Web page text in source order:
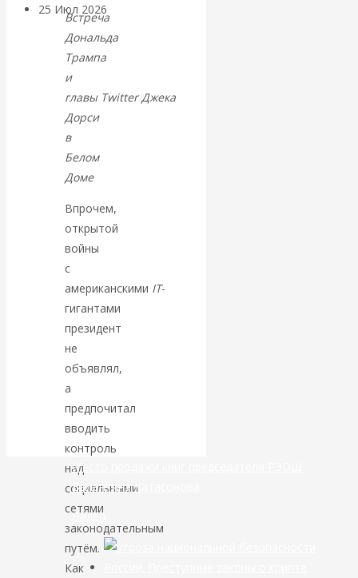
25 Июл 2026
интервью и беседы
«Об этом
молчат»:
экономист
Валентин
Катасонов
считает, что
кризис в
банковской
сфере России
уже начался
Встреча
Дональда
Трампа
и
главы Twitter Джека
Дорси
в
Белом
Доме
Впрочем,
открытой
войны
с
американскими IT-
гигантами
президент
не
объявлял,
а
предпочитал
вводить
контроль
над
социальными
сетями
законодательным
путём.
Как
Место продажи книг председателя РЭОШ
Валентина Катасонова
Видео